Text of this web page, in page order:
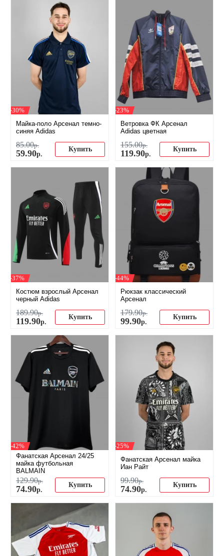
-30%
Майка-поло Арсенал темно-
синяя Adidas
85.00р.
59.90р.
Купить
-23%
Ветровка ФК Арсенал
Adidas цветная
155.00р.
119.90р.
Купить
-37%
Костюм взрослый Арсенал
черный Adidas
189.90р.
119.90р.
Купить
-44%
Рюкзак классический
Арсенал
179.90р.
99.90р.
Купить
-42%
Фанатская Арсенал 24/25
майка футбольная
BALMAIN
129.90р.
74.90р.
Купить
-25%
Фанатская Арсенал майка
Иан Райт
99.90р.
74.90р.
Купить